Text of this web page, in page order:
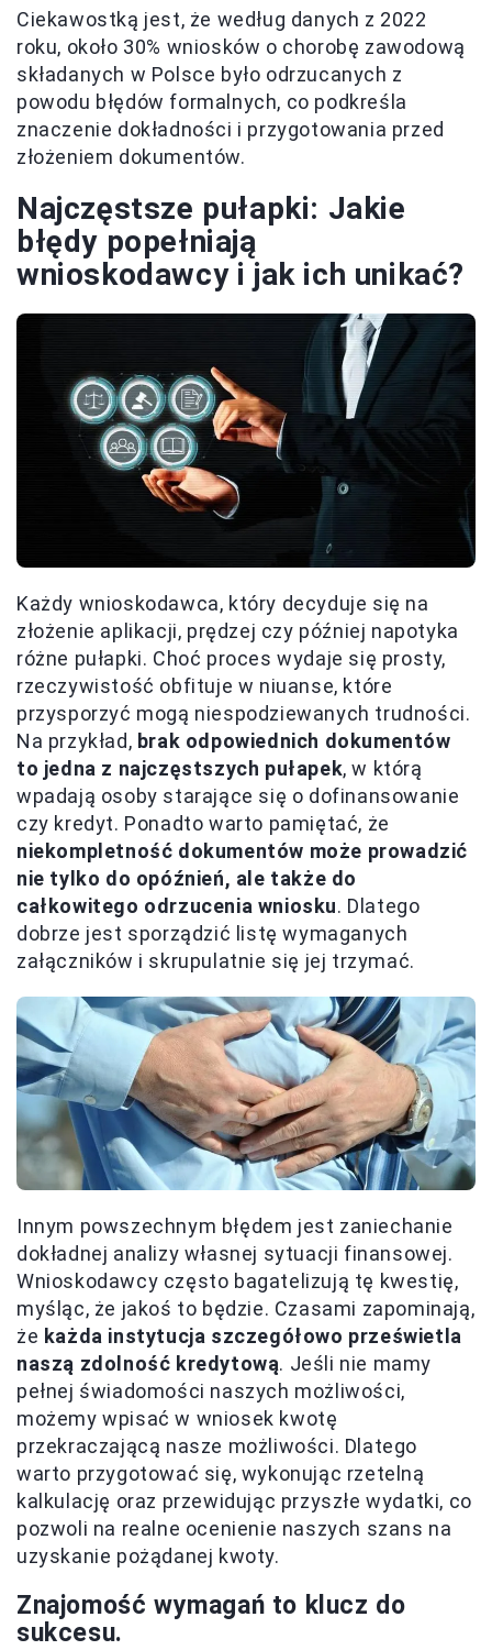
Ciekawostką jest, że według danych z 2022
roku, około 30% wniosków o chorobę zawodową
składanych w Polsce było odrzucanych z
powodu błędów formalnych, co podkreśla
znaczenie dokładności i przygotowania przed
złożeniem dokumentów.
Najczęstsze pułapki: Jakie
błędy popełniają
wnioskodawcy i jak ich unikać?
Każdy wnioskodawca, który decyduje się na
złożenie aplikacji, prędzej czy później napotyka
różne pułapki. Choć proces wydaje się prosty,
rzeczywistość obfituje w niuanse, które
przysporzyć mogą niespodziewanych trudności.
Na przykład, brak odpowiednich dokumentów
to jedna z najczęstszych pułapek, w którą
wpadają osoby starające się o dofinansowanie
czy kredyt. Ponadto warto pamiętać, że
niekompletność dokumentów może prowadzić
nie tylko do opóźnień, ale także do
całkowitego odrzucenia wniosku. Dlatego
dobrze jest sporządzić listę wymaganych
załączników i skrupulatnie się jej trzymać.
Innym powszechnym błędem jest zaniechanie
dokładnej analizy własnej sytuacji finansowej.
Wnioskodawcy często bagatelizują tę kwestię,
myśląc, że jakoś to będzie. Czasami zapominają,
że każda instytucja szczegółowo prześwietla
naszą zdolność kredytową. Jeśli nie mamy
pełnej świadomości naszych możliwości,
możemy wpisać w wniosek kwotę
przekraczającą nasze możliwości. Dlatego
warto przygotować się, wykonując rzetelną
kalkulację oraz przewidując przyszłe wydatki, co
pozwoli na realne ocenienie naszych szans na
uzyskanie pożądanej kwoty.
Znajomość wymagań to klucz do
sukcesu.